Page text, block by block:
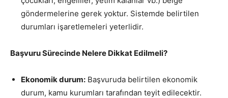
göndermelerine gerek yoktur. Sistemde belirtilen
durumları işaretlemeleri yeterlidir.
Başvuru Sürecinde Nelere Dikkat Edilmeli?
Ekonomik durum: Başvuruda belirtilen ekonomik
durum, kamu kurumları tarafından teyit edilecektir.